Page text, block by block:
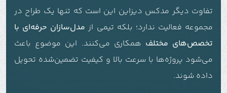
تفاوت دیگر مدکس دیزاین این است که تنها یک طراح در
مجموعه فعالیت ندارد؛ بلکه تیمی از مدل‌سازان حرفه‌ای با
تخصص‌های مختلف همکاری می‌کنند. این موضوع باعث
می‌شود پروژه‌ها با سرعت بالا و کیفیت تضمین‌شده تحویل
داده شوند.